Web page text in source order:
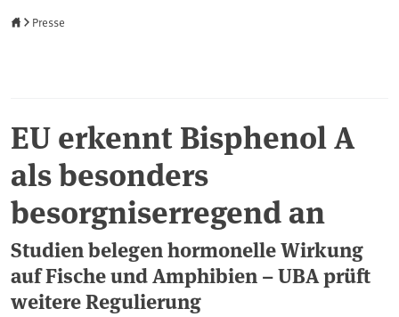
Presse
EU erkennt Bisphenol A
als besonders
besorgniserregend an
Studien belegen hormonelle Wirkung
auf Fische und Amphibien – UBA prüft
weitere Regulierung